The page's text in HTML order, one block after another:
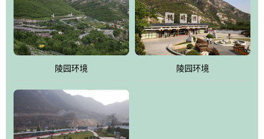
寿苑尽展大家风范，名人在这里志铭，艺术在这里升华，军魂苑铭
刻着军人不朽的丰功伟绩，记载着将士辉煌的戎马生涯，尽显人生
个性;吉祥苑一派福禄祥和，长眠者在这里演绎着生命的永恒和再现;
如意苑尽现了逝者的宿愿和亲人们绵绵哀情及无尽孝意...
为抗日和解放战争期间流血牺牲的烈士新建一座革命烈士陵园，无
偿建墓立碑。建成后的烈士陵园将成为昌平区党员及各所学校的爱
国主义教育基地。
陵园环境 陵园环境